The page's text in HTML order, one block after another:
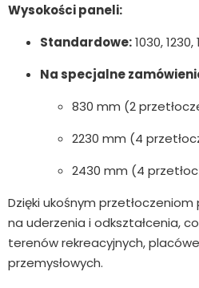
Wysokości paneli:
Standardowe:1030,
Na specjalne
830 mm (2
2230 mm (4
2430 mm (4
Dzięki ukośnym
na uderzenia i odkształcenia,
terenów rekreacyjnych,
przemysłowych.